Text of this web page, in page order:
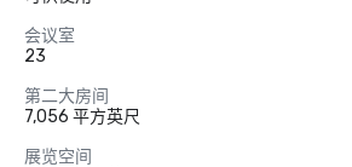
会议室
23
第二大房间
7,056 平方英尺
展览空间